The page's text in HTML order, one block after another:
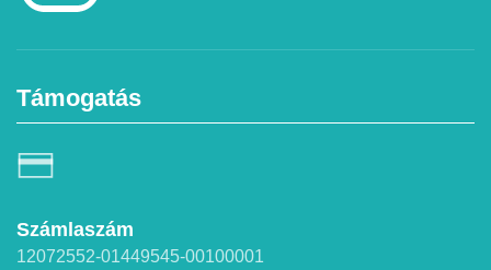
Támogatás
Számlaszám
12072552-01449545-00100001